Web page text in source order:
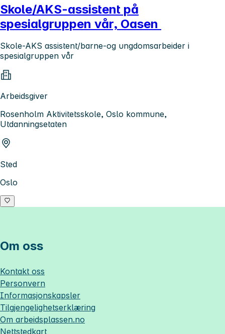
Skole/AKS-assistent på
spesialgruppen vår, Oasen
Skole-AKS assistent/barne-og ungdomsarbeider i
spesialgruppen vår
Arbeidsgiver
Rosenholm Aktivitetsskole, Oslo kommune,
Utdanningsetaten
Sted
Oslo
Om oss
Kontakt oss
Personvern
Informasjonskapsler
Tilgjengelighetserklæring
Om arbeidsplassen.no
Nettstedkart